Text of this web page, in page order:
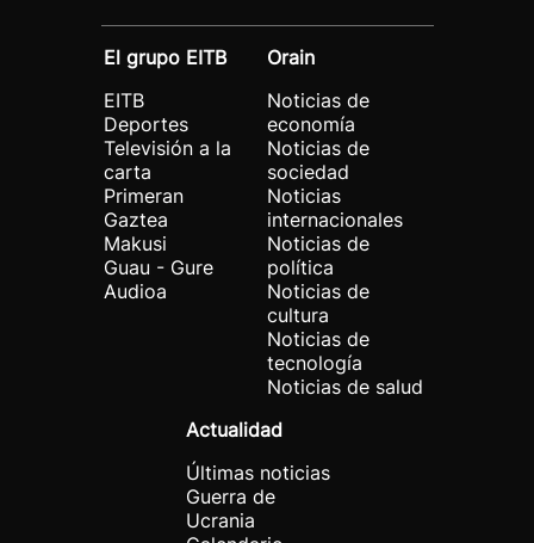
El grupo EITB
EITB
Deportes
Televisión a la
carta
Primeran
Gaztea
Makusi
Guau - Gure
Audioa
Orain
Noticias de
economía
Noticias de
sociedad
Noticias
internacionales
Noticias de
política
Noticias de
cultura
Noticias de
tecnología
Noticias de salud
Actualidad
Últimas noticias
Guerra de
Ucrania